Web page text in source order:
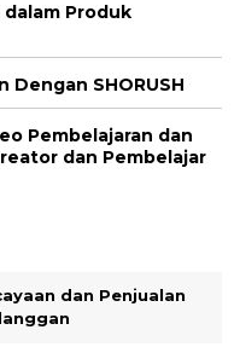
Produk
Dengan SHORUSH
Pembelajaran dan
dan Pembelajar
dan Penjualan